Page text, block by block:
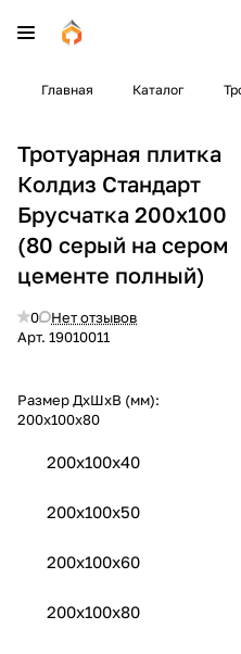
Главная Каталог
Тротуарная плитка
Колдиз Стандарт
Брусчатка 200х100
(80 серый на сером
цементе полный)
0
Нет отзывов
Арт. 19010011
Размер ДхШхВ (мм):
200x100x80
200х100х40
200x100x50
200x100x60
200x100x80